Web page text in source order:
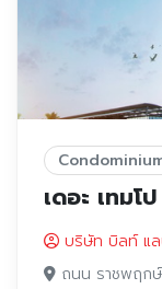
เดอะ เทม
บริษัท บิลท์ แ
ถนน ราชพฤก